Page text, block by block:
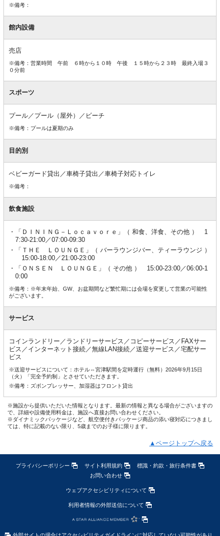
※備考：
館内設備
売店
※備考：営業時間 午前 ６時から１０時 午後 １５時から２３時 最終入場３
０分前
スポーツ
プール／プール（屋外）／ビーチ
※備考：プールは夏期のみ
目的別
ベビーガード貸出／車椅子貸出／車椅子対応トイレ
※備考：
飲食施設
「ＤＩＮＩＮＧ－Ｌｏｃａｖｏｒｅ」（ 和食、洋食、その他 ） 1
7:30-21:00／07:00-09:30
「ＴＨＥ ＬＯＵＮＧＥ」（ バーラウンジバー、ティーラウンジ ）
15:00-18:00／21:00-23:00
「ＯＮＳＥＮ ＬＯＵＮＧＥ」（ その他 ） 15:00-23:00／06:00-1
0:00
※備考：※年末年始、GW、お盆期間など繁忙期には会場を変更して営業の可能性
がございます。
サービス
コインランドリー／ランドリーサービス／コピーサービス／FAXサー
ビス／インターネット接続／無線LAN接続／送迎サービス／宅配サー
ビス
※送迎サービスについて：ホテル⇔宮津駅間を定時運行（無料）2026年9月15日
（火）「完全予約制」とさせていただきます。
※備考：ズボンプレッサー、加湿器はフロント貸出
※施設から提供いただいた情報となります。最新の情報と異なる場合がございますの
で、詳細や設備使用料金は、施設へ直接お問い合わせください。
※ダイナミックパッケージなど、航空便付きパッケージ商品の添い寝対応につきまし
ては、特に記載のない限り、5歳までのお子様に限ります。
▲ページトップへ戻る
プライバシーポリシー サイト利用規約
標識・約款・旅行条件書
お問い合わせ
ウェブアクセシビリティについて
利用者情報の外部送信について